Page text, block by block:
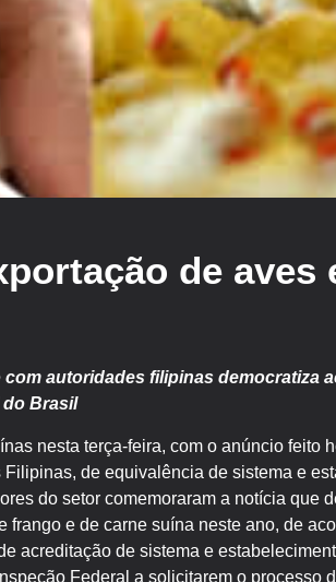
de aves
autoridades filipinas democratiza
do Brasil
nesta terça-feira, com o anúncio feito
de equivalência de sistema e
do setor comemoraram a notícia que
e de carne suína neste ano, de
acreditação de sistema e
Federal a solicitarem o processo